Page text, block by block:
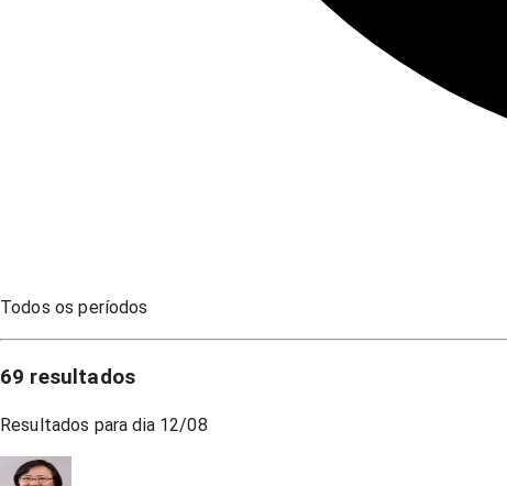
Todos os períodos
69 resultados
Resultados para dia 12/08